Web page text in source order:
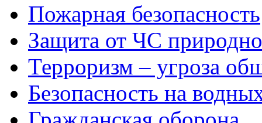
Пожарная безопасность
Защита от ЧС
Терроризм – угроза
Безопасность на